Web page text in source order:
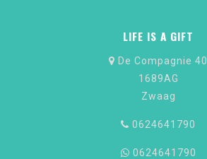
LIFE IS A GIFT
De Compagnie 40
1689AG
Zwaag
0624641790
0624641790